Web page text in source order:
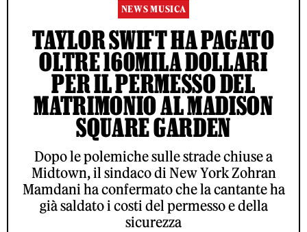
NEWS MUSICA
TAYLOR SWIFT HA PAGATO
OLTRE 160MILA DOLLARI
PER IL PERMESSO DEL
MATRIMONIO AL MADISON
SQUARE GARDEN
Dopo le polemiche sulle strade chiuse a
Midtown, il sindaco di New York Zohran
Mamdani ha confermato che la cantante ha
già saldato i costi del permesso e della
sicurezza